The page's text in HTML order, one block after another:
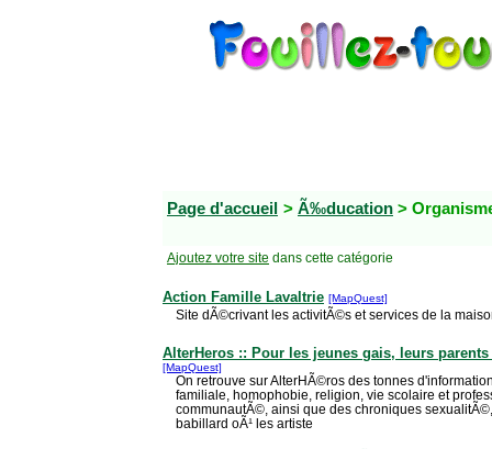
Page d'accueil > Ã‰ducation >
Ajoutez votre site dans cette catégorie
Action Famille Lavaltrie [MapQuest]
Site dÃ©crivant les activitÃ©s et services de la
AlterHeros :: Pour les jeunes gais, leurs
[MapQuest]
On retrouve sur AlterHÃ©ros des tonnes
familiale, homophobie, religion, vie scolaire et
communautÃ©, ainsi que des chroniques
babillard oÃ¹ les artiste